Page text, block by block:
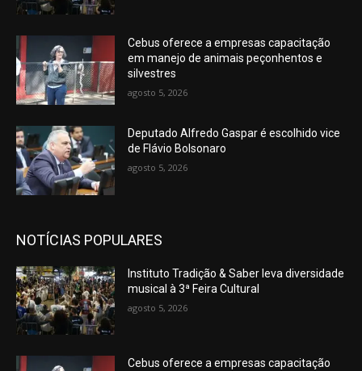
Cebus oferece a empresas capacitação
em manejo de animais peçonhentos e
silvestres
agosto 5, 2026
Deputado Alfredo Gaspar é escolhido vice
de Flávio Bolsonaro
agosto 5, 2026
NOTÍCIAS POPULARES
Instituto Tradição & Saber leva diversidade
musical à 3ª Feira Cultural
agosto 5, 2026
Cebus oferece a empresas capacitação